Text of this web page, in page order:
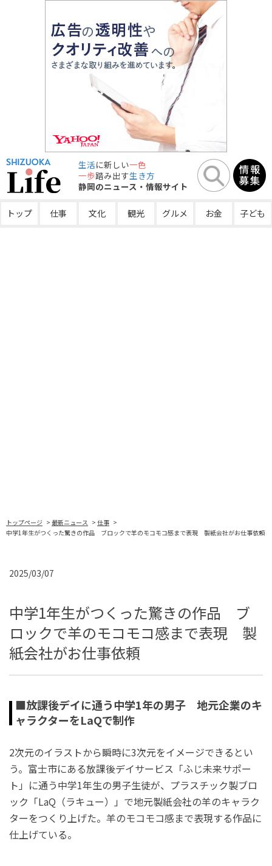
生活に新しい一色
一歩踏み出す生き方
静岡のニュース・情報サイト
トップ 仕事 文化 観光 グルメ お金 子ども
トップページ 最新ニュース
仕事
中学1年生がつくった驚きの作品 ブロックで羊のモコモコ感まで表現 製紙会社がお仕事依頼
2025/03/07
中学1年生がつくった驚きの作品 ブ
ロックで羊のモコモコ感まで表現 製
紙会社がお仕事依頼
■放課後デイに通う中学1年の男子 地元企業のキ
ャラクターをLaQで制作
2次元のイラストから瞬時に3次元をイメージできるとい
う。富士市にある放課後デイサービス「ふじ未来サポー
ト」に通う中学1年生の男子生徒が、プラスチック製ブロ
ック「LaQ（ラキュー）」で地元製紙会社の羊のキャラク
ターをつくり上げた。羊のモコモコ感まで表現する作品に
仕上げている。